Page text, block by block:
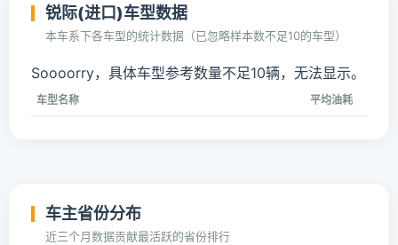
锐际(进口)车型数据
本车系下各车型的统计数据（已忽略样本数不足10的车型）
Soooorry，具体车型参考数量不足10辆，无法显示。
车型名称 平均油耗
车主省份分布
近三个月数据贡献最活跃的省份排行